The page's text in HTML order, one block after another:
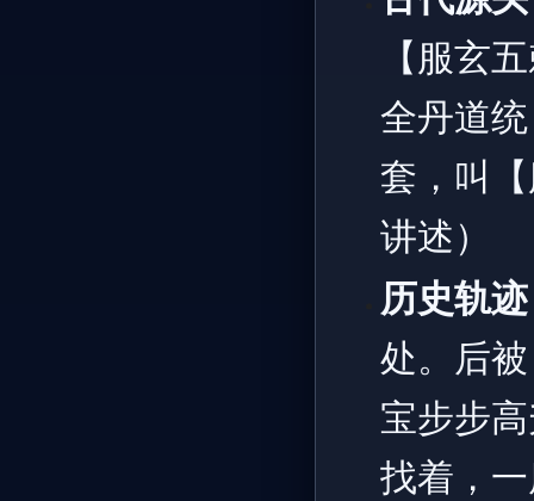
【服玄
全丹道
套，叫
讲述）
历史轨迹
处。后
宝步步
找着，